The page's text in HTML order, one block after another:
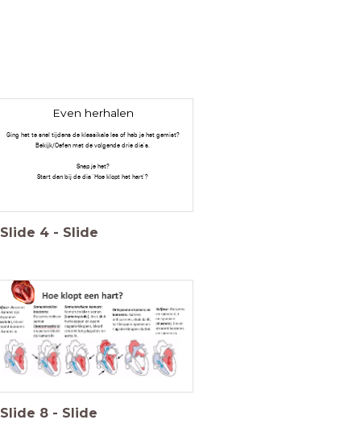
Even herhalen
Ging het te snel tijdens de klassikale les of heb je het gemist?
Bekijk/Oefen met de volgende drie dia's.
Snap je het?
Start dan bij de dia 'Hoe klopt het hart'?
Slide 4 - Slide
Slide 8 - Slide